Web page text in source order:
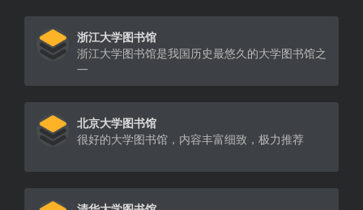
浙江大学图书馆
浙江大学图书馆是我国历史最悠久的大学图书馆之
一
北京大学图书馆
很好的大学图书馆，内容丰富细致，极力推荐